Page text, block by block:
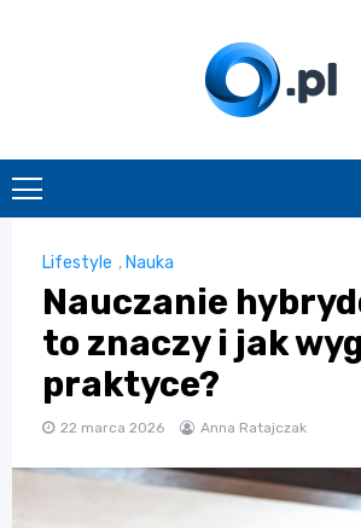
O.pl
Lifestyle , Nauka
Nauczanie
to znaczy i jak
praktyce?
22 marca 2026 Anna Ratajczak